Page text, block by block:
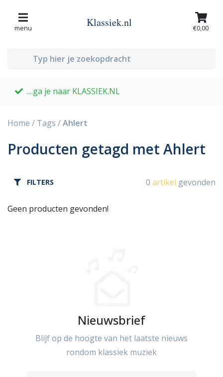
menu Klassiek.nl €0,00
....ga je naar KLASSIEK.NL
Home / Tags /Ahlert
Producten getagd met Ahlert
FILTERS 0 artikel gevonden
Geen producten gevonden!
Nieuwsbrief
Blijf op de hoogte van het laatste nieuws
rondom klassiek muziek